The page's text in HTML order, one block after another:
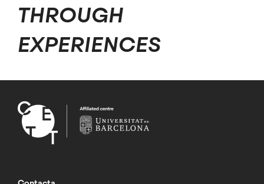
THROUGH
EXPERIENCES